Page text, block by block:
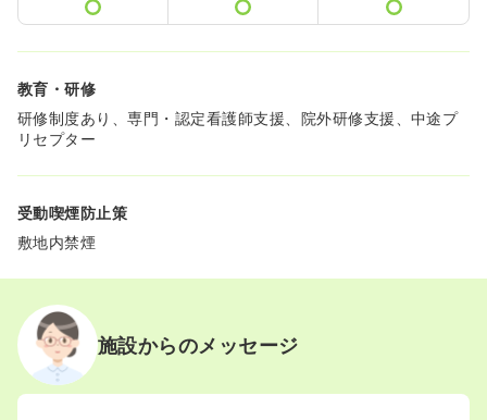
教育・研修
研修制度あり、専門・認定看護師支援、院外研修支援、中途プ
リセプター
受動喫煙防止策
敷地内禁煙
施設からのメッセージ